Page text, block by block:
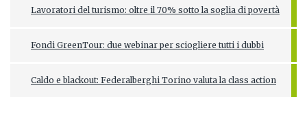
Lavoratori del turismo: oltre il 70% sotto la soglia di povertà
Fondi GreenTour: due webinar per sciogliere tutti i dubbi
Caldo e blackout: Federalberghi Torino valuta la class action